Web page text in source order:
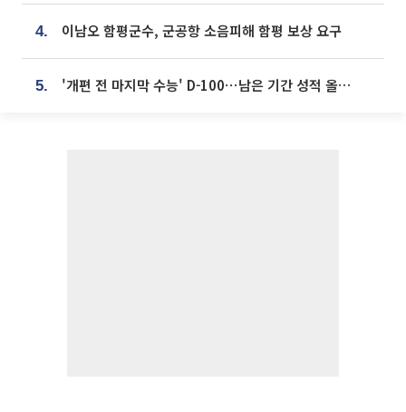
4. 이남오 함평군수, 군공항 소음피해 함평 보상 요구
5. '개편 전 마지막 수능' D-100⋯남은 기간 성적 올릴 전략은